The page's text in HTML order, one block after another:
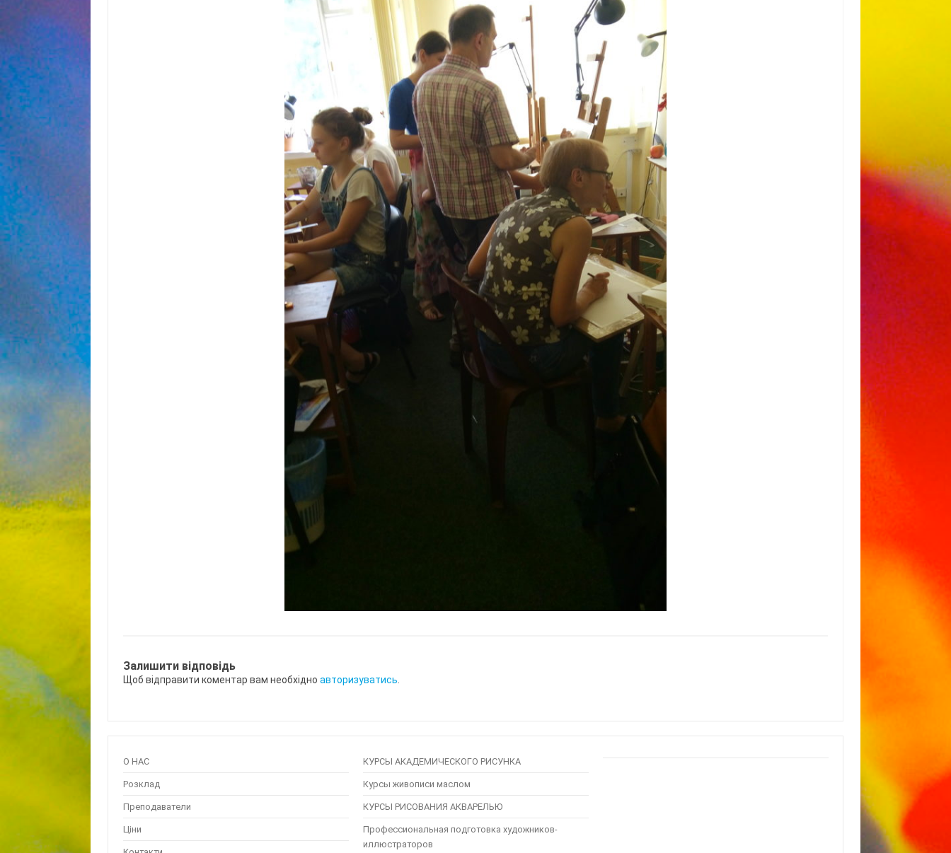
Залишити відповідь
Щоб відправити коментар вам необхідно авторизуватись
О НАС
Розклад
Преподаватели
Ціни
КУРСЫ АКАДЕМИЧЕСКОГО РИСУНКА
Курсы живописи маслом
КУРСЫ РИСОВАНИЯ АКВАРЕЛЬЮ
Профессиональная подготовка художников-
иллюстраторов